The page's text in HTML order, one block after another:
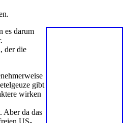
es darum
der die
gibt
wirken
Aber da das
US-